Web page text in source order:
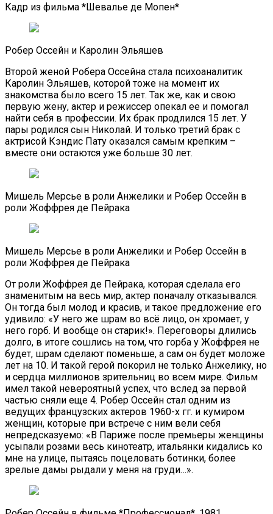
Кадр из фильма *Шевалье де Мопен*
Робер Оссейн и Каролин Эльяшев
Второй женой Робера Оссейна стала психоаналитик
Каролин Эльяшев, которой тоже на момент их
знакомства было всего 15 лет. Так же, как и свою
первую жену, актер и режиссер опекал ее и помогал
найти себя в профессии. Их брак продлился 15 лет. У
пары родился сын Николай. И только третий брак с
актрисой Кэндис Пату оказался самым крепким –
вместе они остаются уже больше 30 лет.
Мишель Мерсье в роли Анжелики и Робер Оссейн в
роли Жоффрея де Пейрака
Мишель Мерсье в роли Анжелики и Робер Оссейн в
роли Жоффрея де Пейрака
От роли Жоффрея де Пейрака, которая сделала его
знаменитым на весь мир, актер поначалу отказывался.
Он тогда был молод и красив, и такое предложение его
удивило: «У него же шрам во всё лицо, он хромает, у
него горб. И вообще он старик!». Переговоры длились
долго, в итоге сошлись на том, что горба у Жоффрея не
будет, шрам сделают поменьше, а сам он будет моложе
лет на 10. И такой герой покорил не только Анжелику, но
и сердца миллионов зрительниц во всем мире. Фильм
имел такой невероятный успех, что вслед за первой
частью сняли еще 4. Робер Оссейн стал одним из
ведущих французских актеров 1960-х гг. и кумиром
женщин, которые при встрече с ним вели себя
непредсказуемо: «В Париже после премьеры женщины
усыпали розами весь кинотеатр, итальянки кидались ко
мне на улице, пытаясь поцеловать ботинки, более
зрелые дамы рыдали у меня на груди…».